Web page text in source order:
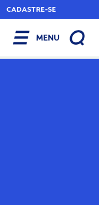
CADASTRE-SE
MENU